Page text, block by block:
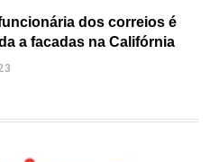
dos correios é
a facadas na Califórnia